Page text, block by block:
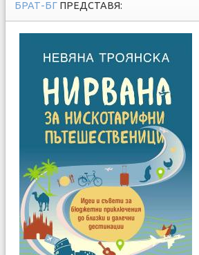
БРАТ-БГ ПРЕДСТАВЯ: